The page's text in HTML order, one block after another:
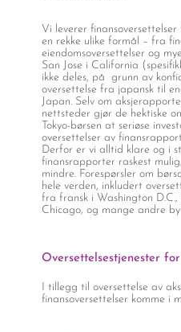
Vi leverer
en rekke ulike formål – fra
eiendomsoversettelser og
San Jose i California
ikke deles, på grunn av
oversettelse fra japansk til
Japan. Selv om
nettsteder gjør de hektiske
Tokyo-børsen at seriøse
oversettelser av
Derfor er vi alltid klare og i
finansrapporter raskest
mindre. Forespørsler om
hele verden, inkludert
fra fransk i Washington D.C.,
Chicago, og mange andre
Oversettelsestjenester
I tillegg til oversettelse av
finansoversettelser komme i